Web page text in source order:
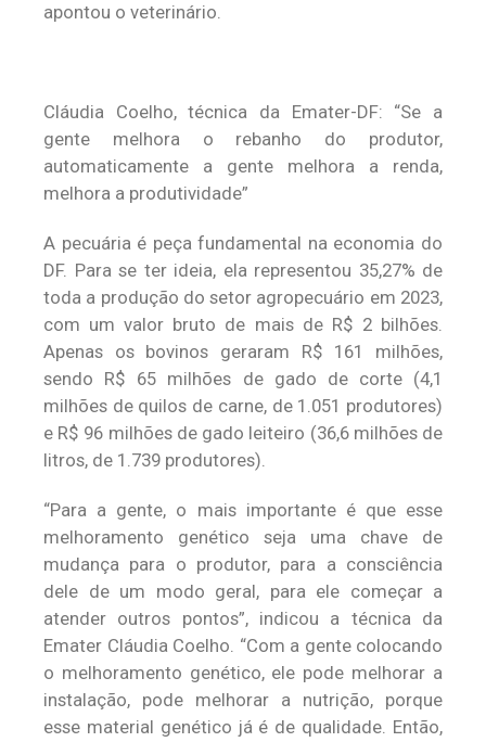
apontou o veterinário.
Cláudia Coelho, técnica da Emater-DF: “Se a
gente melhora o rebanho do produtor,
automaticamente a gente melhora a renda,
melhora a produtividade”
A pecuária é peça fundamental na economia do
DF. Para se ter ideia, ela representou 35,27% de
toda a produção do setor agropecuário em 2023,
com um valor bruto de mais de R$ 2 bilhões.
Apenas os bovinos geraram R$ 161 milhões,
sendo R$ 65 milhões de gado de corte (4,1
milhões de quilos de carne, de 1.051 produtores)
e R$ 96 milhões de gado leiteiro (36,6 milhões de
litros, de 1.739 produtores).
“Para a gente, o mais importante é que esse
melhoramento genético seja uma chave de
mudança para o produtor, para a consciência
dele de um modo geral, para ele começar a
atender outros pontos”, indicou a técnica da
Emater Cláudia Coelho. “Com a gente colocando
o melhoramento genético, ele pode melhorar a
instalação, pode melhorar a nutrição, porque
esse material genético já é de qualidade. Então,